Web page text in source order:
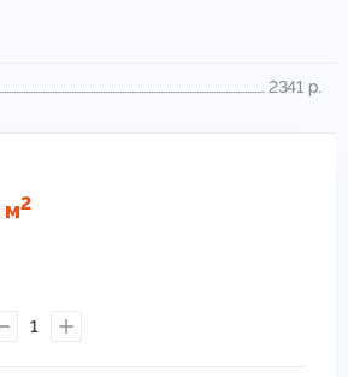
2341 р.
м2
1